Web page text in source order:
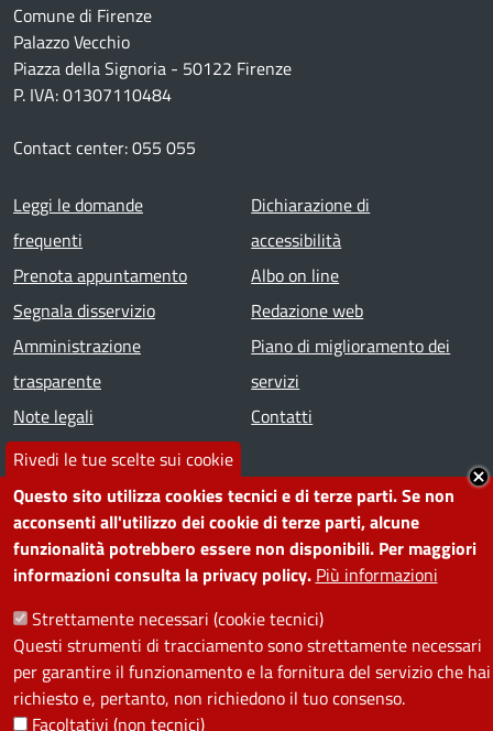
Rivedi le tue scelte sui cookie
Questo sito utilizza cookies tecnici e di terze parti. Se non
acconsenti all'utilizzo dei cookie di terze parti, alcune
funzionalità potrebbero essere non disponibili. Per maggiori
informazioni consulta la privacy policy. Più informazioni
Strettamente necessari (cookie tecnici)
Questi strumenti di tracciamento sono strettamente necessari
per garantire il funzionamento e la fornitura del servizio che hai
richiesto e, pertanto, non richiedono il tuo consenso.
Facoltativi (non tecnici)
Comune di Firenze
Palazzo Vecchio
Piazza della Signoria - 50122 Firenze
P. IVA: 01307110484
Contact center: 055 055
Footer menu
Leggi le domande
frequenti
Prenota appuntamento
Segnala disservizio
Amministrazione
trasparente
Note legali
Dichiarazione di
accessibilità
Albo on line
Redazione web
Piano di miglioramento dei
servizi
Contatti
SEGUICI SU
Facebook
Instagram
YouTube
Telegram
WhatsApp
TwitterLinkedin
Useful links section
La Privacy nel Comune
PRIVACY